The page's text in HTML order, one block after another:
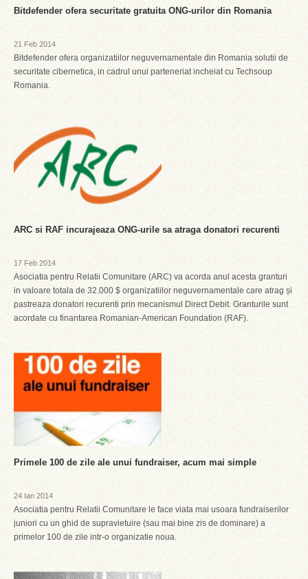
Bitdefender ofera securitate gratuita ONG-urilor din Romania
21 Feb 2014
Bitdefender ofera organizatiilor neguvernamentale din Romania solutii de
securitate cibernetica, in cadrul unui parteneriat incheiat cu Techsoup
Romania.
ARC si RAF incurajeaza ONG-urile sa atraga donatori recurenti
17 Feb 2014
Asociatia pentru Relatii Comunitare (ARC) va acorda anul acesta granturi
in valoare totala de 32.000 $ organizatiilor neguvernamentale care atrag și
pastreaza donatori recurenti prin mecanismul Direct Debit. Granturile sunt
acordate cu finantarea Romanian-American Foundation (RAF).
Primele 100 de zile ale unui fundraiser, acum mai simple
24 Ian 2014
Asociatia pentru Relatii Comunitare le face viata mai usoara fundraiserilor
juniori cu un ghid de supravietuire (sau mai bine zis de dominare) a
primelor 100 de zile intr-o organizatie noua.